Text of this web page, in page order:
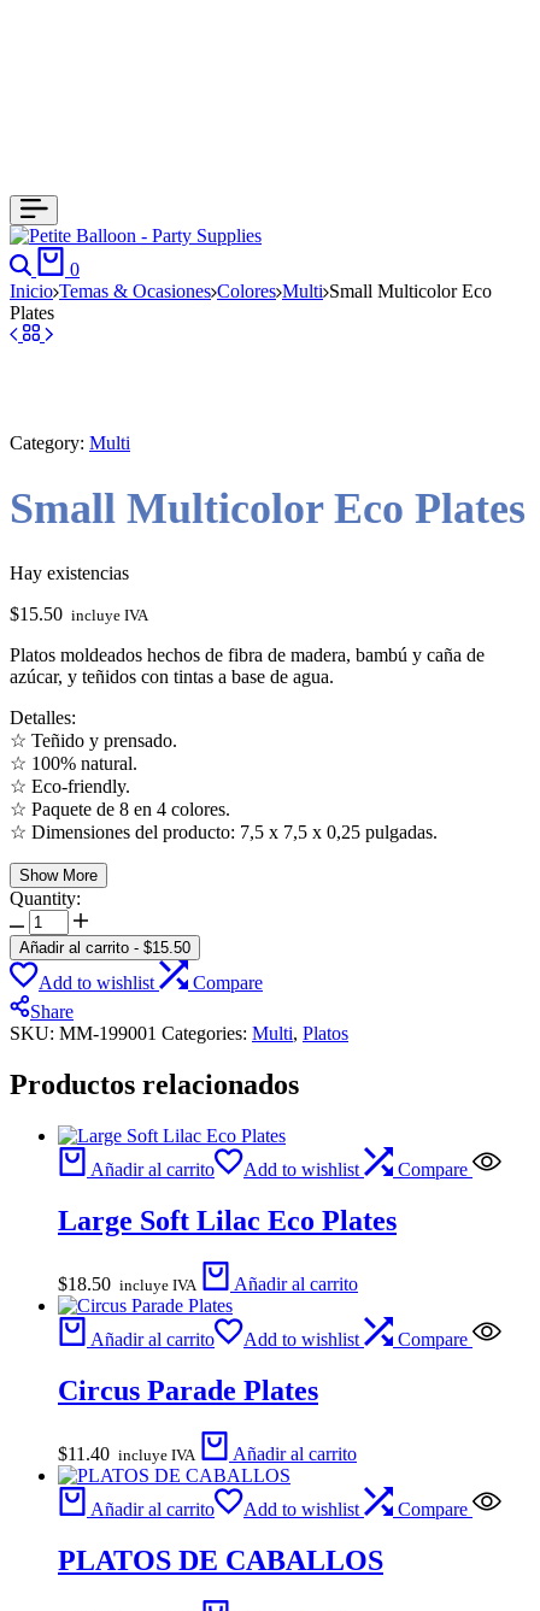
Search
0
Inicio Temas & Ocasiones Colores Multi Small Multicolor Eco
Plates
Category: Multi
Small Multicolor Eco Plates
Hay existencias
$15.50 incluye IVA
Platos moldeados hechos de fibra de madera, bambú y caña de
azúcar, y teñidos con tintas a base de agua.
Detalles:
☆ Teñido y prensado.
☆ 100% natural.
☆ Eco-friendly.
☆ Paquete de 8 en 4 colores.
☆ Dimensiones del producto: 7,5 x 7,5 x 0,25 pulgadas.
Show More
Quantity:
Small
Multicolor
Eco
Plates
cantidad
Añadir al carrito - $15.50
Add to wishlist
Compare
Share
SKU: MM-199001 Categories: Multi, Platos
Productos relacionados
Añadir al carrito Add to wishlist Compare
Large Soft Lilac Eco Plates
$18.50 incluye IVA Añadir al carrito
Añadir al carrito Add to wishlist Compare
Circus Parade Plates
$11.40 incluye IVA Añadir al carrito
Añadir al carrito Add to wishlist Compare
PLATOS DE CABALLOS